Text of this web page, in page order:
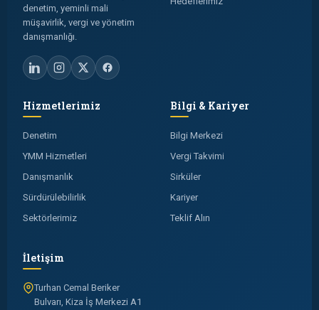
denetim, yeminli mali
müşavirlik, vergi ve yönetim
danışmanlığı.
Hizmetlerimiz
Denetim
YMM Hizmetleri
Danışmanlık
Sürdürülebilirlik
Sektörlerimiz
Bilgi & Kariyer
Bilgi Merkezi
Vergi Takvimi
Sirküler
Kariyer
Teklif Alın
İletişim
Turhan Cemal Beriker
Bulvarı, Kiza İş Merkezi A1